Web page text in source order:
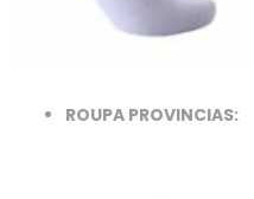
ROUPA PROVINCIAS: